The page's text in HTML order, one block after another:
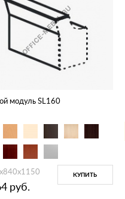
модуль SL160
руб.
КУПИТЬ